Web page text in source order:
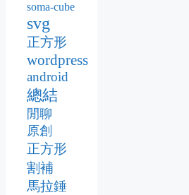
soma-cube
svg
正方形
wordpress
android
總結
閒聊
原創
正方形
割補
馬拉錘